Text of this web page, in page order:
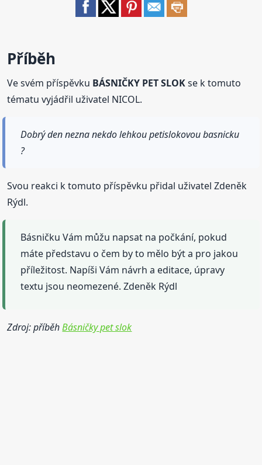
Příběh
Ve svém příspěvku BÁSNIČKY PET SLOKse k tomuto
tématu vyjádřil uživatel NICOL.
Dobrý den nezna nekdo lehkou petislokovou basnicku
?
Svou reakci k tomuto příspěvku přidal uživatel Zdeněk
Rýdl.
Básničku Vám můžu napsat na počkání, pokud
máte představu o čem by to mělo být a pro jakou
příležitost. Napíši Vám návrh a editace, úpravy
textu jsou neomezené. Zdeněk Rýdl
Zdroj: příběhBásničky pet slok